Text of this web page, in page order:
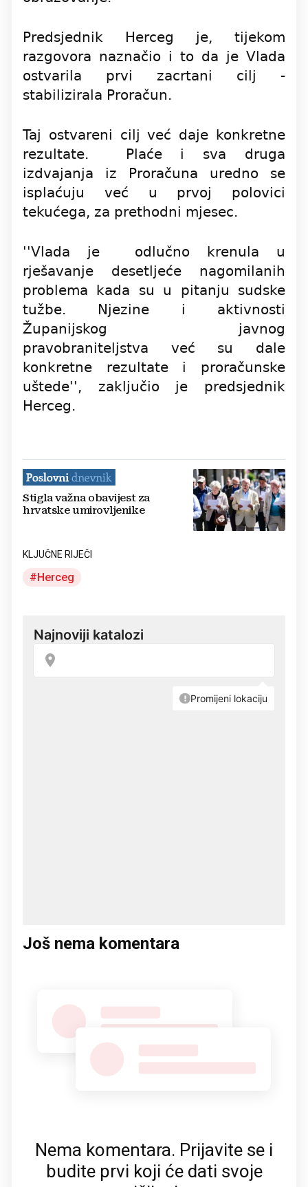
Predsjednik Herceg je, tijekom
razgovora naznačio i to da je Vlada
ostvarila prvi zacrtani cilj -
stabilizirala Proračun.
Taj ostvareni cilj već daje konkretne
rezultate. Plaće i sva druga
izdvajanja iz Proračuna uredno se
isplaćuju već u prvoj polovici
tekućega, za prethodni mjesec.
''Vlada je odlučno krenula u
rješavanje desetljeće nagomilanih
problema kada su u pitanju sudske
tužbe. Njezine i aktivnosti
Županijskog javnog
pravobraniteljstva već su dale
konkretne rezultate i proračunske
uštede'', zaključio je predsjednik
Herceg.
Stigla važna obavijest za
hrvatske umirovljenike
KLJUČNE RIJEČI
Herceg
Još nema komentara
Nema komentara. Prijavite se i
budite prvi koji će dati svoje